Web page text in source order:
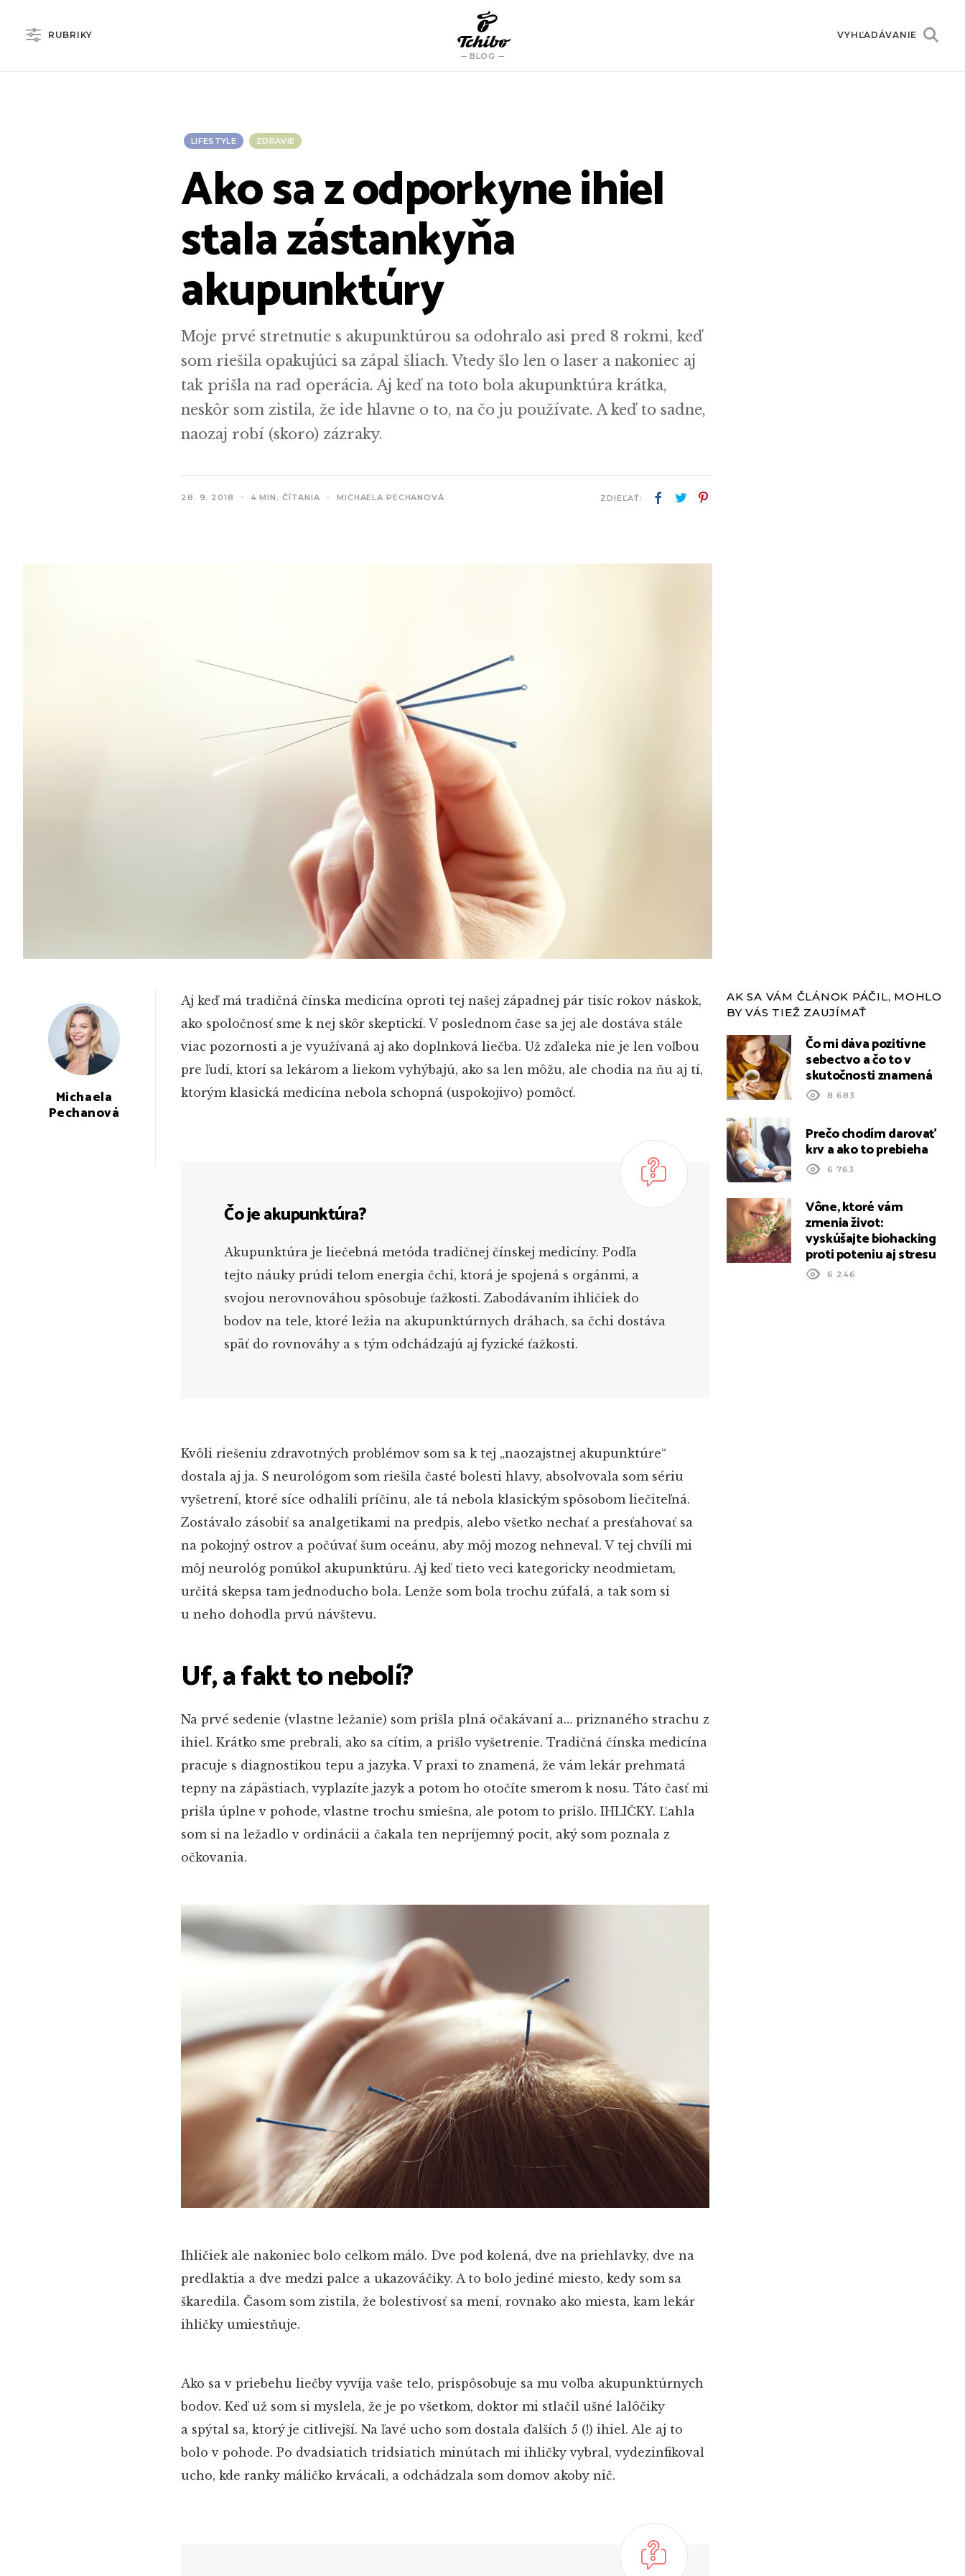
RUBRIKY
BLOG
VYHĽADÁVANIE
LIFESTYLE ZDRAVIE
Ako sa z odporkyne ihiel
stala zástankyňa
akupunktúry
Moje prvé stretnutie s akupunktúrou sa odohralo asi pred 8 rokmi, keď
som riešila opakujúci sa zápal šliach. Vtedy šlo len o laser a nakoniec aj
tak prišla na rad operácia. Aj keď na toto bola akupunktúra krátka,
neskôr som zistila, že ide hlavne o to, na čo ju používate. A keď to sadne,
naozaj robí (skoro) zázraky.
28. 9. 2018 4 MIN. ČÍTANIA MICHAELA PECHANOVÁ ZDIEĽAŤ:
Michaela
Pechanová
Aj keď má tradičná čínska medicína oproti tej našej západnej pár tisíc rokov náskok,
ako spoločnosť sme k nej skôr skeptickí. V poslednom čase sa jej ale dostáva stále
viac pozornosti a je využívaná aj ako doplnková liečba. Už zďaleka nie je len voľbou
pre ľudí, ktorí sa lekárom a liekom vyhýbajú, ako sa len môžu, ale chodia na ňu aj tí,
ktorým klasická medicína nebola schopná (uspokojivo) pomôcť.
Čo je akupunktúra?
Akupunktúra je liečebná metóda tradičnej čínskej medicíny. Podľa
tejto náuky prúdi telom energia čchi, ktorá je spojená s orgánmi, a
svojou nerovnováhou spôsobuje ťažkosti. Zabodávaním ihličiek do
bodov na tele, ktoré ležia na akupunktúrnych dráhach, sa čchi dostáva
späť do rovnováhy a s tým odchádzajú aj fyzické ťažkosti.
Kvôli riešeniu zdravotných problémov som sa k tej „naozajstnej akupunktúre“
dostala aj ja. S neurológom som riešila časté bolesti hlavy, absolvovala som sériu
vyšetrení, ktoré síce odhalili príčinu, ale tá nebola klasickým spôsobom liečiteľná.
Zostávalo zásobiť sa analgetikami na predpis, alebo všetko nechať a presťahovať sa
na pokojný ostrov a počúvať šum oceánu, aby môj mozog nehneval. V tej chvíli mi
môj neurológ ponúkol akupunktúru. Aj keď tieto veci kategoricky neodmietam,
určitá skepsa tam jednoducho bola. Lenže som bola trochu zúfalá, a tak som si
u neho dohodla prvú návštevu.
Uf, a fakt to nebolí?
Na prvé sedenie (vlastne ležanie) som prišla plná očakávaní a… priznaného strachu z
ihiel. Krátko sme prebrali, ako sa cítim, a prišlo vyšetrenie. Tradičná čínska medicína
pracuje s diagnostikou tepu a jazyka. V praxi to znamená, že vám lekár prehmatá
tepny na zápästiach, vyplazíte jazyk a potom ho otočíte smerom k nosu. Táto časť mi
prišla úplne v pohode, vlastne trochu smiešna, ale potom to prišlo. IHLIČKY. Ľahla
som si na ležadlo v ordinácii a čakala ten nepríjemný pocit, aký som poznala z
očkovania.
Ihličiek ale nakoniec bolo celkom málo. Dve pod kolená, dve na priehlavky, dve na
predlaktia a dve medzi palce a ukazováčiky. A to bolo jediné miesto, kedy som sa
škaredila. Časom som zistila, že bolestivosť sa mení, rovnako ako miesta, kam lekár
ihličky umiestňuje.
Ako sa v priebehu liečby vyvíja vaše telo, prispôsobuje sa mu voľba akupunktúrnych
bodov. Keď už som si myslela, že je po všetkom, doktor mi stlačil ušné lalôčiky
a spýtal sa, ktorý je citlivejší. Na ľavé ucho som dostala ďalších 5 (!) ihiel. Ale aj to
bolo v pohode. Po dvadsiatich tridsiatich minútach mi ihličky vybral, vydezinfikoval
ucho, kde ranky máličko krvácali, a odchádzala som domov akoby nič.
AK SA VÁM ČLÁNOK PÁČIL, MOHLO
BY VÁS TIEŽ ZAUJÍMAŤ
Čo mi dáva pozitívne
sebectvo a čo to v
skutočnosti znamená
8 683
Prečo chodím darovať
krv a ako to prebieha
6 763
Vône, ktoré vám
zmenia život:
vyskúšajte biohacking
proti poteniu aj stresu
6 246